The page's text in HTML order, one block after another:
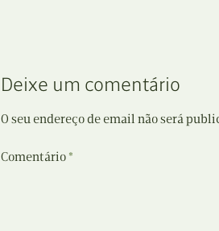
Deixe um comentário
O seu endereço de email não será
Comentário *